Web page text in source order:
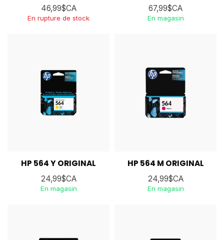
46,99$CA
En rupture de stock
67,99$CA
En magasin
HP 564 Y ORIGINAL
24,99$CA
En magasin
HP 564 M ORIGINAL
24,99$CA
En magasin